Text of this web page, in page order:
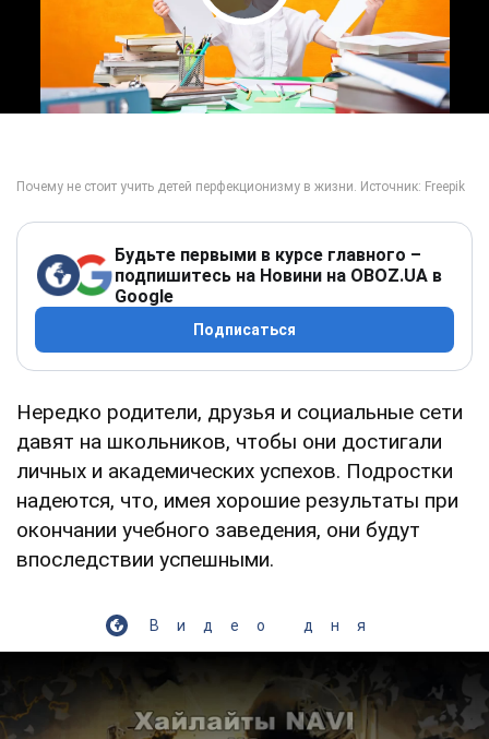
Play Video
Будьте первыми в курсе главного –
подпишитесь на Новини на OBOZ.UA в
Google
Подписаться
Нередко родители, друзья и социальные сети
давят на школьников, чтобы они достигали
личных и академических успехов. Подростки
надеются, что, имея хорошие результаты при
окончании учебного заведения, они будут
впоследствии успешными.
Видео дня